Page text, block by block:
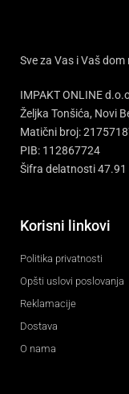
Sve za Vas i Vaš
IMPAKT ONLINE
Željka Tonšića, Novi
Matični broj:
PIB: 112867724
Šifra delatnosti 47.91
Korisni linkovi
Politika privatnosti
Opšti uslovi poslovanja
Reklamacije
Dostava
O nama